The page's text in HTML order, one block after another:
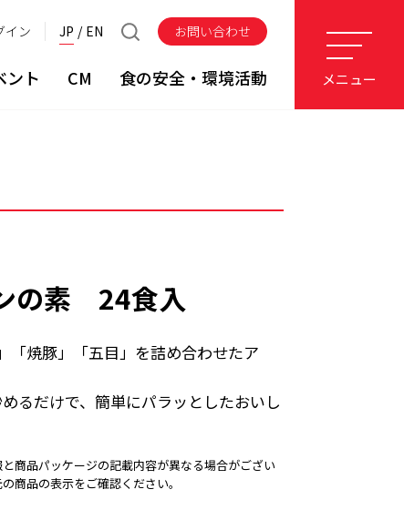
イン JP EN お問い合わせ
ント CM 食の安全・環境活動 メニュー
の素 24食入
「焼豚」「五目」を詰め合わせたア
るだけで、簡単にパラッとしたおいし
商品パッケージの記載内容が異なる場合がござい
商品の表示をご確認ください。